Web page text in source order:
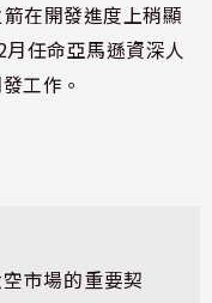
在開發進度上稍顯
任命亞馬遜資深人
工作。
市場的重要契